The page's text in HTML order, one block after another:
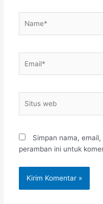
web
Simpan nama,
peramban ini untuk